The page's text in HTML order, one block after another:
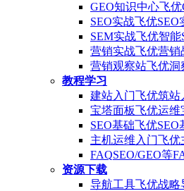
GEO知识中心飞优
SEO实战飞优SEO
SEM实战飞优智能
营销实战飞优营销
营销观察站飞优洞
教程学习
建站入门飞优筑站
宝塔面板飞优运维
SEO基础飞优SEO
主机运维入门飞优
FAQSEO/GEO等
资源下载
导航工具飞优战略